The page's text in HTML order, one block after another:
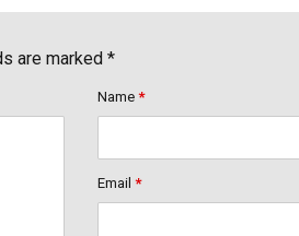
are marked *
Name *
Email *